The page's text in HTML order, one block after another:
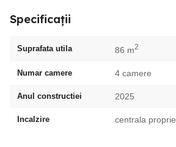
Specificații
Suprafata utila 86 m2
Numar camere 4 camere
Anul constructiei 2025
Incalzire centrala proprie